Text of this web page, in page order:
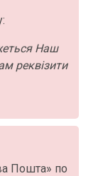
Наш
реквізити
Пошта» по